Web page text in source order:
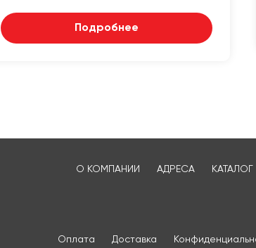
Подробнее
О КОМПАНИИ АДРЕСА КАТАЛОГ
Оплата Доставка